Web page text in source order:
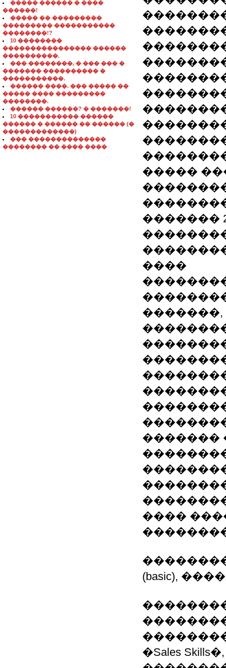
����� ������ � ����
������!
����� �� ���������
��������� �����������
��������!?
10 ��������
���������������� ������
����������.
��� ��������, � ��� ��� �
������� ���������� �
�����������.
������ ����. ��� ����� ��
����� ���� ���������
��������.
������ ������? � �������!
10 ����������� ������
������ � ������ �� ������ (�
�������������)
��� ��������������
�������� �� ���� ����
�����
�������
����
�������
����
(basic),
�Sales